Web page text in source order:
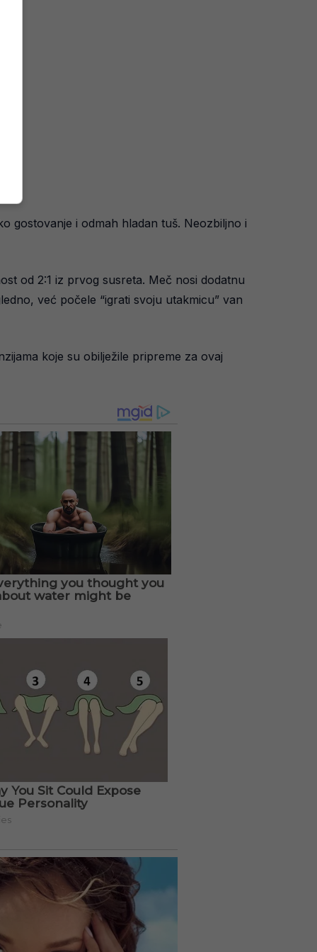
gostovanje i odmah hladan tuš. Neozbiljno i
od 2:1 iz prvog susreta. Meč nosi dodatnu
već počele “igrati svoju utakmicu” van
koje su obilježile pripreme za ovaj